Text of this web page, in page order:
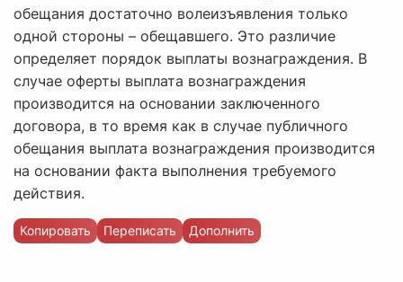
обещания достаточно волеизъявления только
одной стороны – обещавшего. Это различие
определяет порядок выплаты вознаграждения. В
случае оферты выплата вознаграждения
производится на основании заключенного
договора, в то время как в случае публичного
обещания выплата вознаграждения производится
на основании факта выполнения требуемого
действия.
Копировать Переписать Дополнить